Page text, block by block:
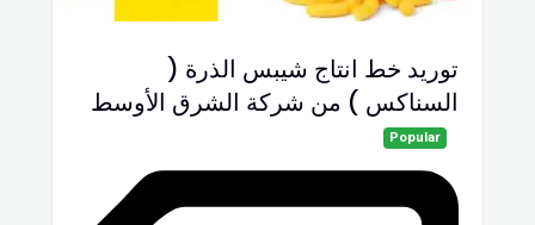
توريد خط انتاج شيبس الذرة (
السناكس ) من شركة الشرق الأوسط
Popular